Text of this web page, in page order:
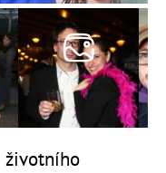
životního